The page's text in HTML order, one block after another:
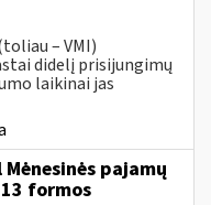
– VMI)
didelį prisijungimų
laikinai jas
pajamų
formos